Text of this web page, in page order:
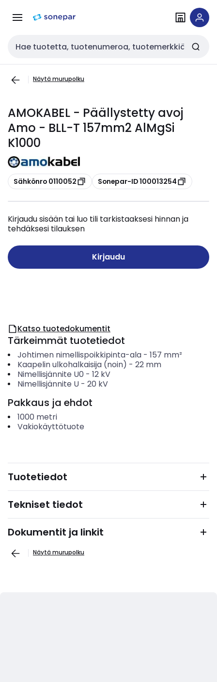
navigointiinsisältöön
Haku
Näytä murupolku
AMOKABEL - Päällystetty avoj
Amo - BLL-T 157mm2 AlMgSi
K1000
Kopioi
Sähkönro 0110052 Kopioi
Sonepar-ID 100013254
Kirjaudu sisään tai luo tili tarkistaaksesi hinnan ja
tehdäksesi tilauksen
Kirjaudu
Katso tuotedokumentit
Tärkeimmät tuotetiedot
Johtimen nimellispoikkipinta-ala- 157 mm²
Kaapelin ulkohalkaisija (noin) - 22 mm
Nimellisjännite U0 - 12 kV
Nimellisjännite U- 20 kV
Pakkaus ja ehdot
1000 metri
Vakiokäyttötuote
Tuotetiedot
Tekniset tiedot
Dokumentit ja linkit
Näytä murupolku